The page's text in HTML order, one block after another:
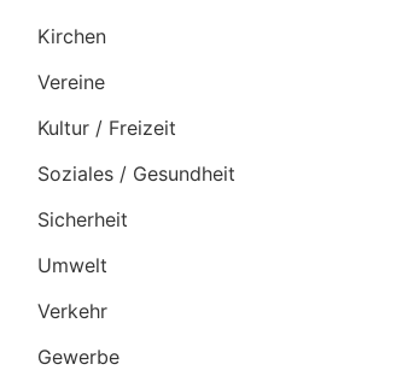
Kirchen
Vereine
Kultur / Freizeit
Soziales / Gesundheit
Sicherheit
Umwelt
Verkehr
Gewerbe